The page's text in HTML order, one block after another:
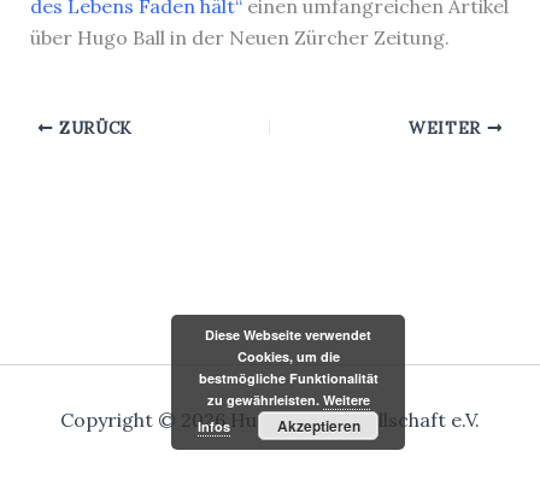
des Lebens Faden hält“einen umfangreichen Artikel
über Hugo Ball in der Neuen Zürcher Zeitung.
ZURÜCK WEITER
Copyright © 2026 Hugo-Ball-Gesellschaft e.V.
Diese Webseite verwendet
Cookies, um die
bestmögliche Funktionalität
zu gewährleisten. Weitere
Infos
Akzeptieren